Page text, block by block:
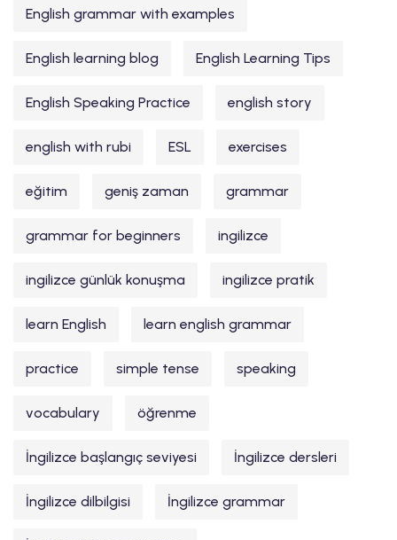
English grammar with examples
English learning blog English Learning Tips
English Speaking Practice english story
english with rubi ESL exercises
eğitim geniş zaman grammar
grammar for beginners ingilizce
ingilizce günlük konuşma ingilizce pratik
learn English learn english grammar
practice simple tense speaking
vocabulary öğrenme
İngilizce başlangıç seviyesi İngilizce dersleri
İngilizce dilbilgisi İngilizce grammar